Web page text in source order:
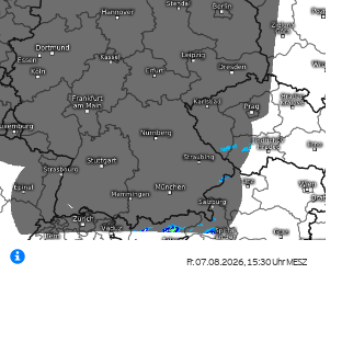
Fr. 07.08.2026, 15:30 UhrMESZ